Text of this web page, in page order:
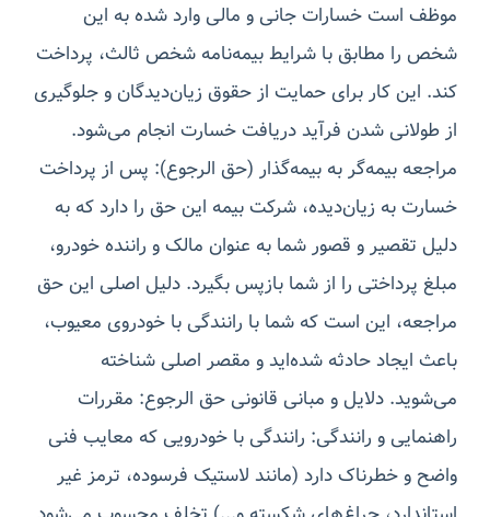
موظف است خسارات جانی و مالی وارد شده به این
شخص را مطابق با شرایط بیمه‌نامه شخص ثالث، پرداخت
کند. این کار برای حمایت از حقوق زیان‌دیدگان و جلوگیری
از طولانی شدن فرآید دریافت خسارت انجام می‌شود.
مراجعه بیمه‌گر به بیمه‌گذار (حق الرجوع): پس از پرداخت
خسارت به زیان‌دیده، شرکت بیمه این حق را دارد که به
دلیل تقصیر و قصور شما به عنوان مالک و راننده خودرو،
مبلغ پرداختی را از شما بازپس بگیرد. دلیل اصلی این حق
مراجعه، این است که شما با رانندگی با خودروی معیوب،
باعث ایجاد حادثه شده‌اید و مقصر اصلی شناخته
می‌شوید. دلایل و مبانی قانونی حق الرجوع: مقررات
راهنمایی و رانندگی: رانندگی با خودرویی که معایب فنی
واضح و خطرناک دارد (مانند لاستیک فرسوده، ترمز غیر